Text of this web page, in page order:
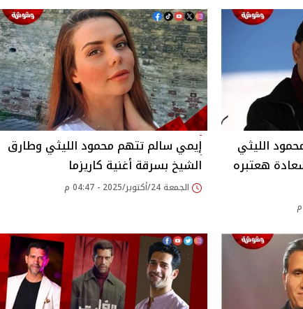
الليثي
هعتبره
إيمي سالم تتهم محمود الليثي وطارق
الشيخ بسرقة أغنية كاريزما
الجمعة 24/أكتوبر/2025 - 04:47 م